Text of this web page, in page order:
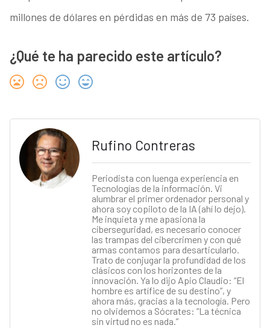
millones de dólares en pérdidas en más de 73 países.
¿Qué te ha parecido este artículo?
Rufino Contreras
Periodista con luenga experiencia en
Tecnologías de la información. Vi
alumbrar el primer ordenador personal y
ahora soy copiloto de la IA (ahí lo dejo).
Me inquieta y me apasiona la
ciberseguridad, es necesario conocer
las trampas del cibercrimen y con qué
armas contamos para desarticularlo.
Trato de conjugar la profundidad de los
clásicos con los horizontes de la
innovación. Ya lo dijo Apio Claudio: “El
hombre es artífice de su destino”, y
ahora más, gracias a la tecnología. Pero
no olvidemos a Sócrates: “La técnica
sin virtud no es nada.”